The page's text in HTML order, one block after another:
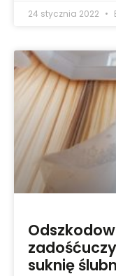
24 stycznia 2022
suknię